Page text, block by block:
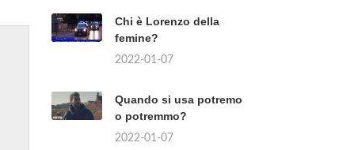
Chi è Lorenzo della
femine?
2022-01-07
Quando si usa potremo
o potremmo?
2022-01-07